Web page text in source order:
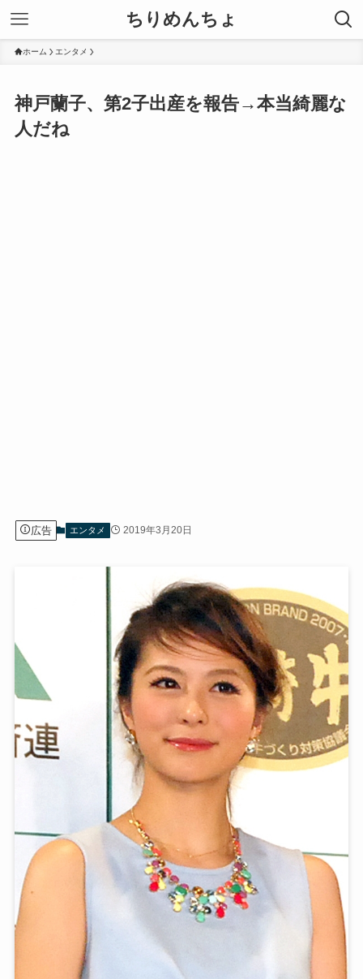
ちりめんちょ
ホーム エンタメ
神戸蘭子、第2子出産を報告→本当綺麗な
人だね
広告 エンタメ 2019年3月20日